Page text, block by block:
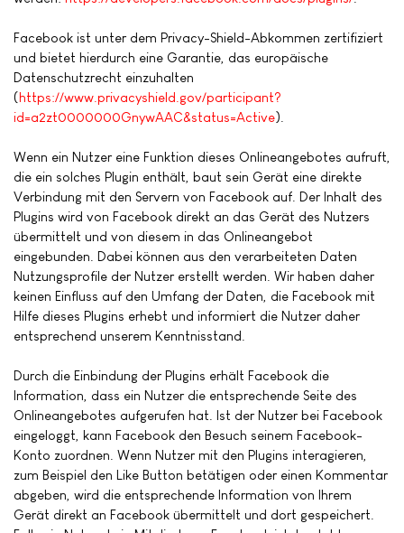
Facebook ist unter dem Privacy-Shield-Abkommen zertifiziert
und bietet hierdurch eine Garantie, das europäische
Datenschutzrecht einzuhalten
(https://www.privacyshield.gov/participant?
id=a2zt0000000GnywAAC&status=Active).
Wenn ein Nutzer eine Funktion dieses Onlineangebotes aufruft,
die ein solches Plugin enthält, baut sein Gerät eine direkte
Verbindung mit den Servern von Facebook auf. Der Inhalt des
Plugins wird von Facebook direkt an das Gerät des Nutzers
übermittelt und von diesem in das Onlineangebot
eingebunden. Dabei können aus den verarbeiteten Daten
Nutzungsprofile der Nutzer erstellt werden. Wir haben daher
keinen Einfluss auf den Umfang der Daten, die Facebook mit
Hilfe dieses Plugins erhebt und informiert die Nutzer daher
entsprechend unserem Kenntnisstand.
Durch die Einbindung der Plugins erhält Facebook die
Information, dass ein Nutzer die entsprechende Seite des
Onlineangebotes aufgerufen hat. Ist der Nutzer bei Facebook
eingeloggt, kann Facebook den Besuch seinem Facebook-
Konto zuordnen. Wenn Nutzer mit den Plugins interagieren,
zum Beispiel den Like Button betätigen oder einen Kommentar
abgeben, wird die entsprechende Information von Ihrem
Gerät direkt an Facebook übermittelt und dort gespeichert.